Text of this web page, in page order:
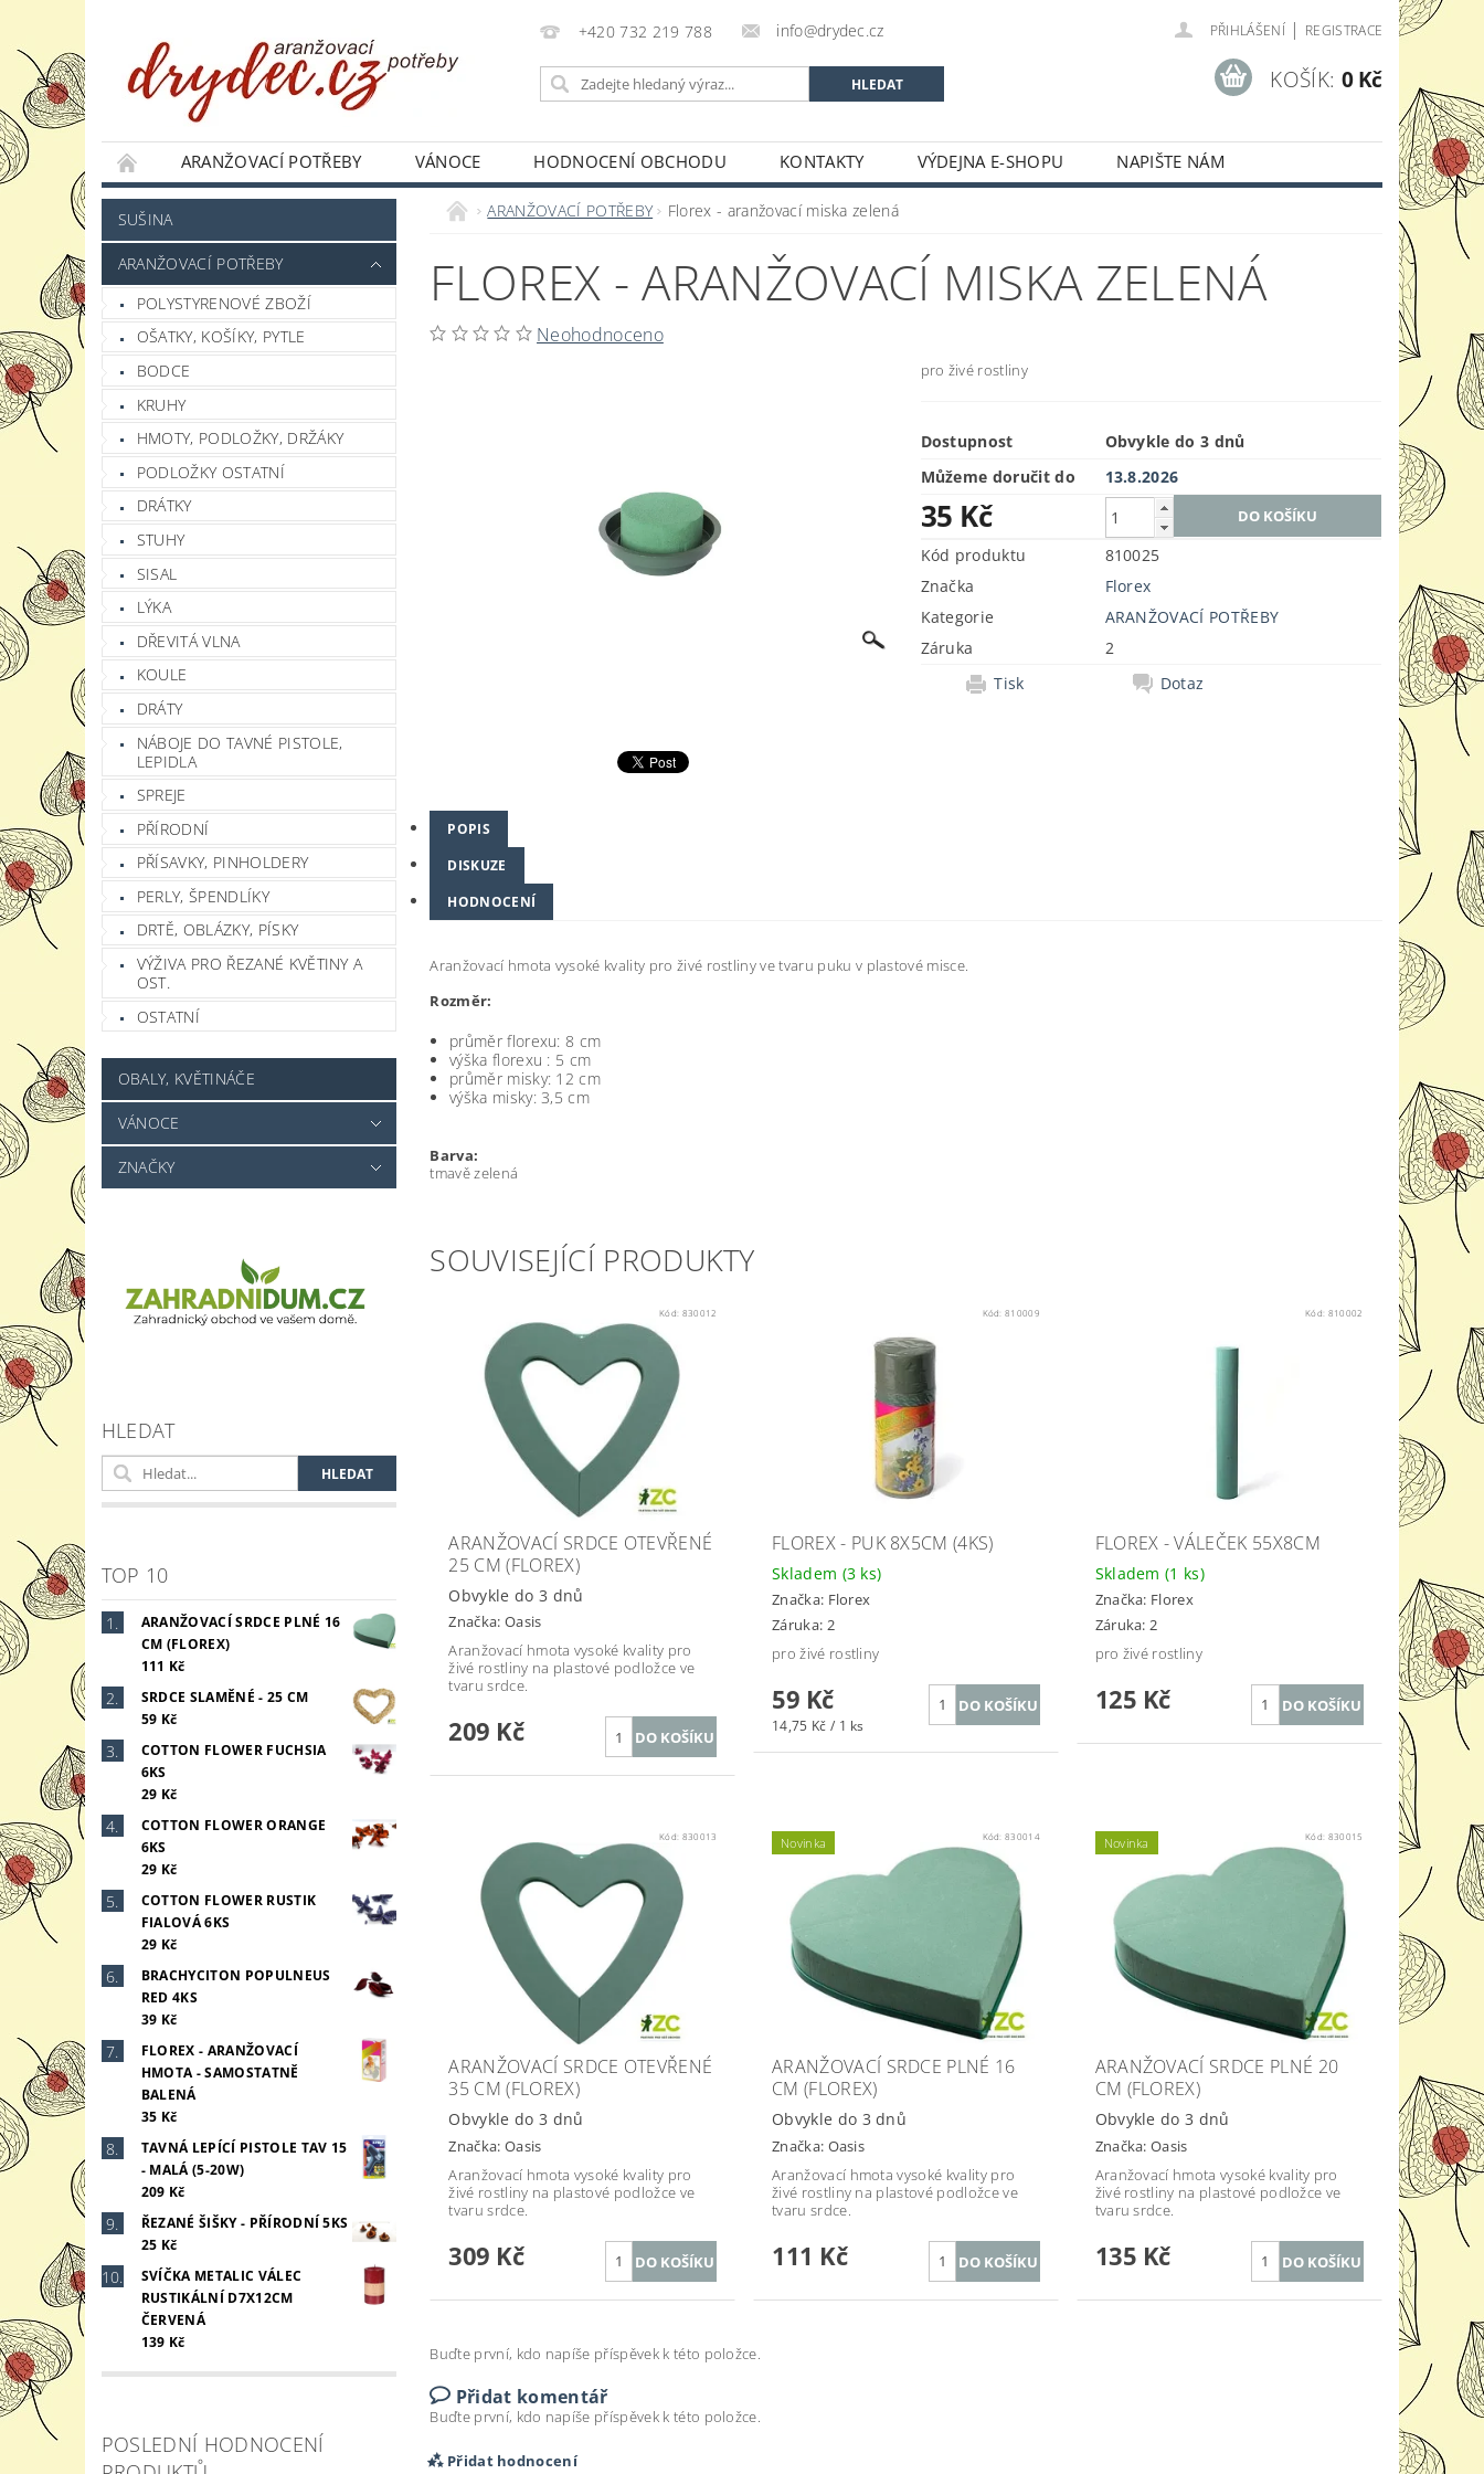
+420 732 219 788 info@drydec.cz PŘIHLÁŠENÍ | REGISTRACE
KOŠÍK: 0 Kč
ARANŽOVACÍ POTŘEBY VÁNOCE HODNOCENÍ OBCHODU KONTAKTY VÝDEJNA E-SHOPU
NAPIŠTE NÁM
JAK NAKUPOVAT
PODMÍNKY OCHRANY OSOBNÍCH ÚDAJŮ OBCHODNÍ PODMÍNKY
SUŠINA
ARANŽOVACÍ POTŘEBY
POLYSTYRENOVÉ ZBOŽÍ
OŠATKY, KOŠÍKY, PYTLE
BODCE
KRUHY
HMOTY, PODLOŽKY, DRŽÁKY
PODLOŽKY OSTATNÍ
DRÁTKY
STUHY
SISAL
LÝKA
DŘEVITÁ VLNA
KOULE
DRÁTY
NÁBOJE DO TAVNÉ PISTOLE,
LEPIDLA
SPREJE
PŘÍRODNÍ
PŘÍSAVKY, PINHOLDERY
PERLY, ŠPENDLÍKY
DRTĚ, OBLÁZKY, PÍSKY
VÝŽIVA PRO ŘEZANÉ KVĚTINY A
OST.
OSTATNÍ
OBALY, KVĚTINÁČE
VÁNOCE
ZNAČKY
HLEDAT
TOP 10
ARANŽOVACÍ SRDCE PLNÉ 16
CM (FLOREX)
111 Kč
SRDCE SLAMĚNÉ - 25 CM
59 Kč
COTTON FLOWER FUCHSIA
6KS
29 Kč
COTTON FLOWER ORANGE
6KS
29 Kč
COTTON FLOWER RUSTIK
FIALOVÁ 6KS
29 Kč
BRACHYCITON POPULNEUS
RED 4KS
39 Kč
FLOREX - ARANŽOVACÍ
HMOTA - SAMOSTATNĚ
BALENÁ
35 Kč
TAVNÁ LEPÍCÍ PISTOLE TAV 15
- MALÁ (5-20W)
209 Kč
ŘEZANÉ ŠIŠKY - PŘÍRODNÍ 5KS
25 Kč
SVÍČKA METALIC VÁLEC
RUSTIKÁLNÍ D7X12CM
ČERVENÁ
139 Kč
POSLEDNÍ HODNOCENÍ
ARANŽOVACÍ POTŘEBY Florex - aranžovací miska zelená
FLOREX - ARANŽOVACÍ MISKA ZELENÁ
Neohodnoceno
pro živé rostliny
Dostupnost
Obvykle do 3 dnů
Můžeme doručit do
13.8.2026
35 Kč
Kód produktu
810025
Značka
Florex
Kategorie
ARANŽOVACÍ POTŘEBY
Záruka
2
Tisk
Dotaz
POPIS
DISKUZE
HODNOCENÍ
Aranžovací hmota vysoké kvality pro živé rostliny ve tvaru puku v plastové misce.
Rozměr:
průměr florexu: 8 cm
výška florexu : 5 cm
průměr misky: 12 cm
výška misky: 3,5 cm
Barva:
tmavě zelená
SOUVISEJÍCÍ PRODUKTY
Kód: 830012
ARANŽOVACÍ SRDCE OTEVŘENÉ
25 CM (FLOREX)
Obvykle do 3 dnů
Značka: Oasis
Aranžovací hmota vysoké kvality pro
živé rostliny na plastové podložce ve
tvaru srdce.
209 Kč
Kód:810009
FLOREX - PUK 8X5CM (4KS)
Skladem (3 ks)
Značka: Florex
Záruka: 2
pro živé rostliny
59 Kč
14,75 Kč / 1 ks
Kód: 810002
FLOREX - VÁLEČEK 55X8CM
Skladem(1 ks)
Značka: Florex
Záruka: 2
pro živé rostliny
125 Kč
Kód: 830013
ARANŽOVACÍ SRDCE OTEVŘENÉ
35 CM (FLOREX)
Obvykle do 3 dnů
Značka: Oasis
Aranžovací hmota vysoké kvality pro
živé rostliny na plastové podložce ve
tvaru srdce.
309 Kč
Novinka Kód:830014
ARANŽOVACÍ SRDCE PLNÉ 16
CM (FLOREX)
Obvykle do 3 dnů
Značka: Oasis
Aranžovací hmota vysoké kvality pro
živé rostliny na plastové podložce ve
tvaru srdce.
111 Kč
Novinka Kód: 830015
ARANŽOVACÍ SRDCE PLNÉ 20
CM (FLOREX)
Obvykle do 3 dnů
Značka:Oasis
Aranžovací hmota vysoké kvality pro
živé rostliny na plastové podložce ve
tvaru srdce.
135 Kč
Buďte první, kdo napíše příspěvek k této položce.
Přidat komentář
Buďte první, kdo napíše příspěvek k této položce.
Přidat hodnocení